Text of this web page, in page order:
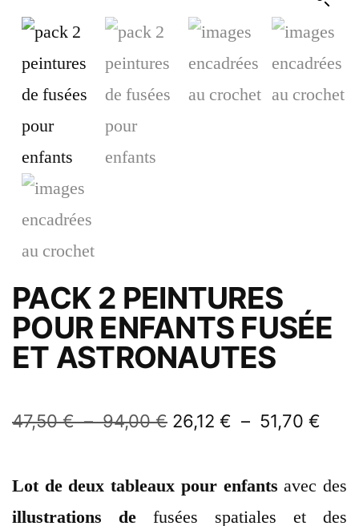
PACK 2 PEINTURES
POUR ENFANTS FUSÉE
ET ASTRONAUTES
47,50€ – 94,00€ 26,12 € – 51,70 €
Lot de deux tableaux pour enfants avec des
illustrations de fusées spatiales et des